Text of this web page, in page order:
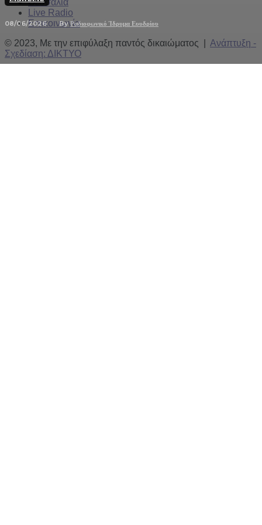
08/06/2026 By Ραδιοφωνικό Ίδρυμα Ευυδρίου
Live Radio
Επικοινωνία
© 2023, Με την επιφύλαξη παντός δικαιώματος | Ανάπτυξη -
Σχεδίαση: ΔΙΚΤΥΟ